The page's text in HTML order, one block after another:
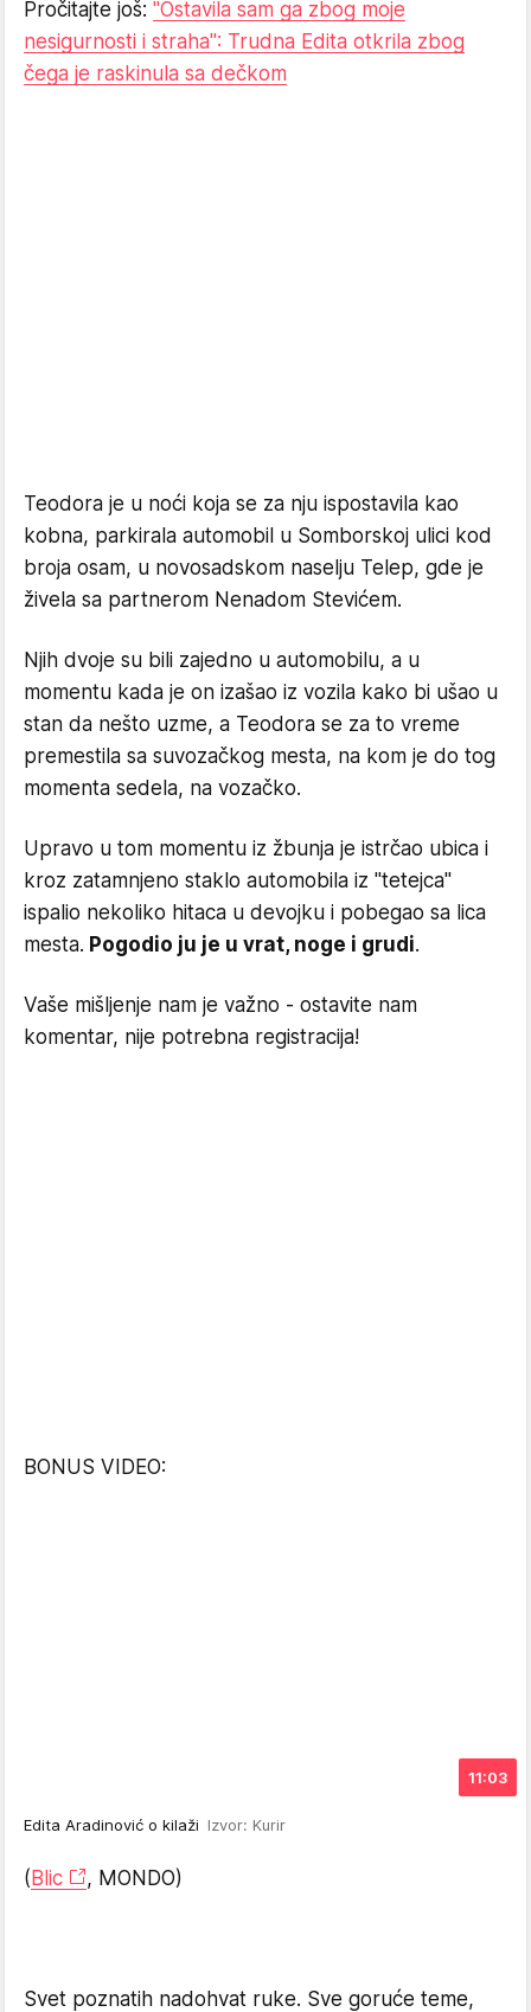
Pročitajte još: "Ostavila sam ga zbog moje
nesigurnosti i straha": Trudna Edita otkrila zbog
čega je raskinula sa dečkom
Teodora je u noći koja se za nju ispostavila kao
kobna, parkirala automobil u Somborskoj ulici kod
broja osam, u novosadskom naselju Telep, gde je
živela sa partnerom Nenadom Stevićem.
Njih dvoje su bili zajedno u automobilu, a u
momentu kada je on izašao iz vozila kako bi ušao u
stan da nešto uzme, a Teodora se za to vreme
premestila sa suvozačkog mesta, na kom je do tog
momenta sedela, na vozačko.
Upravo u tom momentu iz žbunja je istrčao ubica i
kroz zatamnjeno staklo automobila iz "tetejca"
ispalio nekoliko hitaca u devojku i pobegao sa lica
mesta. Pogodio ju je u vrat, noge i grudi.
Vaše mišljenje nam je važno - ostavite nam
komentar, nije potrebna registracija!
BONUS VIDEO:
11:03
Edita Aradinović o kilaži Izvor: Kurir
(Blic , MONDO)
Svet poznatih nadohvat ruke. Sve goruće teme,